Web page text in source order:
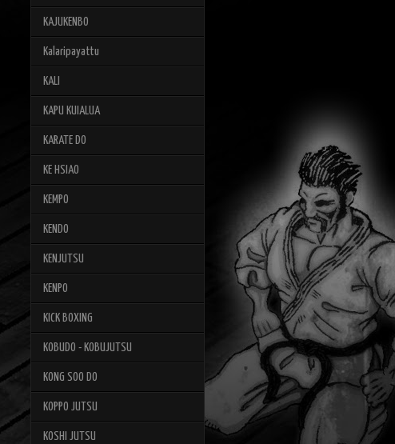
KAJUKENBO
Kalaripayattu
KALI
KAPU KUIALUA
KARATE DO
KE HSIAO
KEMPO
KENDO
KENJUTSU
KENPO
KICK BOXING
KOBUDO - KOBUJUTSU
KONG SOO DO
KOPPO JUTSU
KOSHI JUTSU